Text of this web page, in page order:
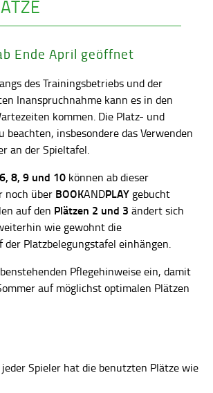
Ende April geöffnet
des Trainingsbetriebs und der
Inanspruchnahme kann es in den
kommen. Die Platz- und
beachten, insbesondere das Verwenden
an der Spieltafel.
8, 9 und 10 können ab dieser
noch über BOOKANDPLAY gebucht
auf den Plätzen 2 und 3 ändert sich
wie gewohnt die
der Platzbelegungstafel einhängen.
Pflegehinweise ein, damit
auf möglichst optimalen Plätzen
jeder Spieler hat die benutzten Plätze wie